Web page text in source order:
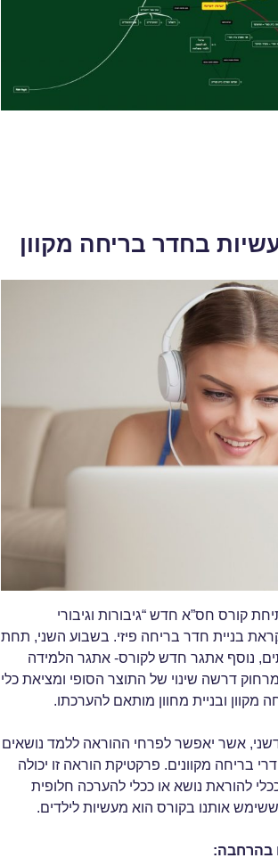
בחדר בריחה מקוון
קורס חס”א חדש “גיבורות וגיבורי
בניית חדר בריחה פיזי. בשבוע השני, תחת
נוסף אתגר חדש לקורס- אתגר הלמידה
דרשה שינוי של התוצר הסופי ומציאת כלי
מקוון ובניית מחוון מותאם להערכתו.
אשר יאפשר לפרחי ההוראה ללמד נושאים
בריחה מקוונים. פרקטיקת הוראה זו יכולה
להוראת נושא או ככלי להערכה חלופית
אותנו בקורס הוא מעשיות לילדים.
בהרחבה: